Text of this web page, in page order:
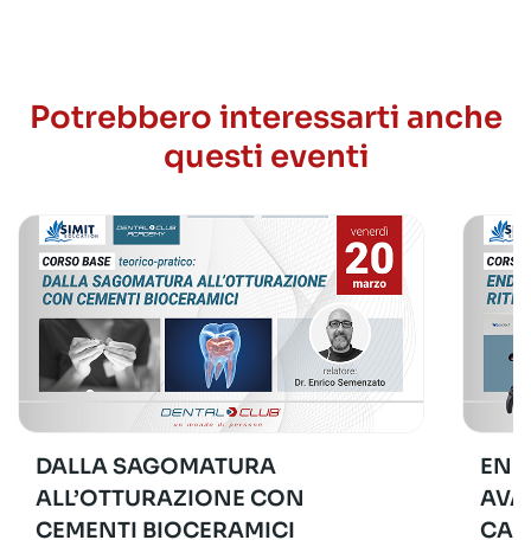
Potrebbero interessarti anche
questi eventi
DALLA SAGOMATURA
ALL’OTTURAZIONE CON
CEMENTI BIOCERAMICI